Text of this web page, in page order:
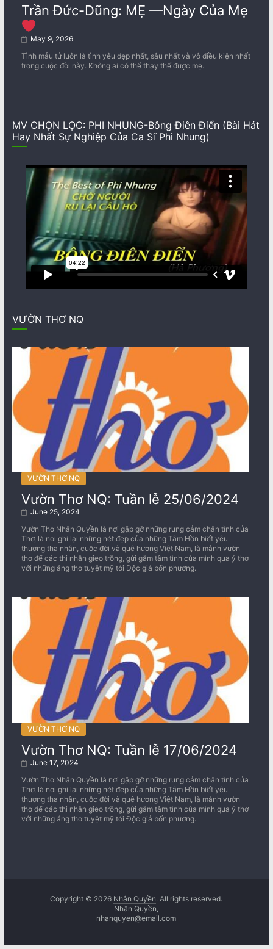
Trần Đức-Dũng: MẸ —Ngày Của Mẹ
May 9, 2026
Tình mẫu tử luôn là tình yêu đẹp nhất, sâu nhất và vô điều kiện nhất
trong cuộc đời này. Không ai có thể thay thế được mẹ.
MV CHỌN LỌC: PHI NHUNG-Bông Điên Điển (Bài Hát
Hay Nhất Sự Nghiệp Của Ca Sĩ Phi Nhung)
VƯỜN THƠ NQ
VƯỜN THƠ NQ
Vườn Thơ NQ: Tuần lễ 25/06/2024
June 25, 2024
Vườn Thơ Nhân Quyền là nơi gặp gỡ những rung cảm chân tình của
Thơ, là nơi ghi lại những nét đẹp của những Tâm Hồn biết yêu
thương tha nhân, cuộc đời và quê hương Việt Nam, là mảnh vườn
thơ để các thi nhân gieo trồng, gửi gắm tâm tình của mình qua ý thơ
với những áng thơ tuyệt mỹ tới Độc giả bốn phương.
VƯỜN THƠ NQ
Vườn Thơ NQ: Tuần lễ 17/06/2024
June 17, 2024
Vườn Thơ Nhân Quyền là nơi gặp gỡ những rung cảm chân tình của
Thơ, là nơi ghi lại những nét đẹp của những Tâm Hồn biết yêu
thương tha nhân, cuộc đời và quê hương Việt Nam, là mảnh vườn
thơ để các thi nhân gieo trồng, gửi gắm tâm tình của mình qua ý thơ
với những áng thơ tuyệt mỹ tới Độc giả bốn phương.
Copyright © 2026 Nhân Quyền. All rights reserved.
Nhân Quyền,
nhanquyen@email.com